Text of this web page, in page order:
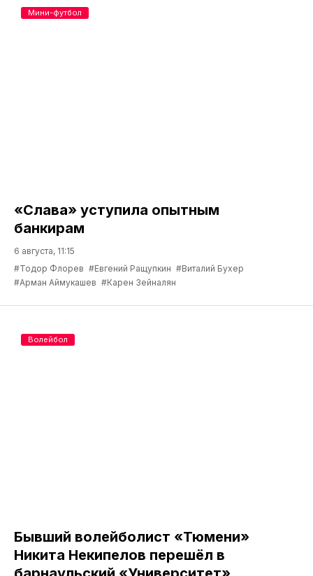
«Слава» уступила опытным
банкирам
6 августа, 11:15
#Тодор Флорев #Евгений Ращупкин #Виталий Бухер
#Арман Аймукашев #Карен Зейналян
Мини-футбол
Бывший волейболист «Тюмени»
Никита Некипелов перешёл в
Волейбол